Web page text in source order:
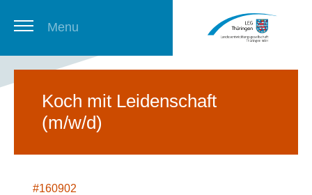
Menu
Newsletter
Koch mit Leidenschaft
(m/w/d)
#160902